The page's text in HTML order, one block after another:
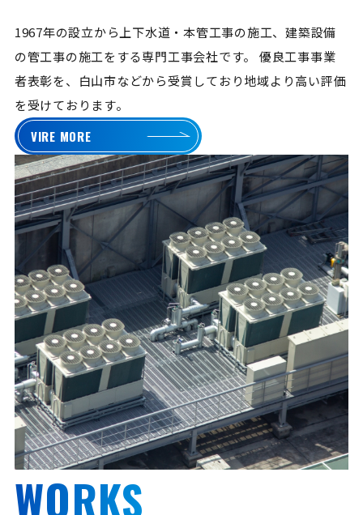
1967年の設立から上下水道・本管工事の施工、建築設備
の管工事の施工をする専門工事会社です。
優良工事事業
者表彰を、白山市などから受賞しており地域より高い評価
を受けております。
VIRE MORE
WORKS